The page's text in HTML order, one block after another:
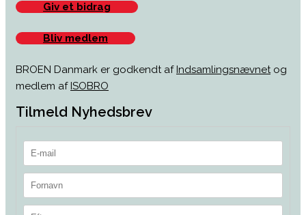
Giv et bidrag
Bliv medlem
BROEN Danmark er godkendt afIndsamlingsnævnetog
medlem afISOBRO
Tilmeld Nyhedsbrev